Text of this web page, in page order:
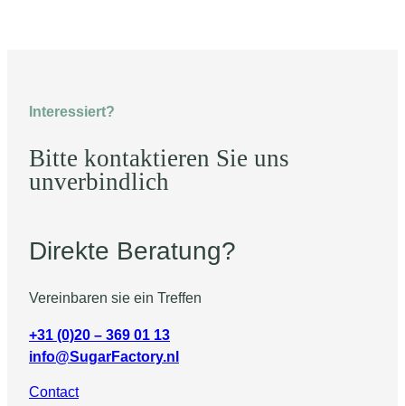
Interessiert?
Bitte kontaktieren Sie uns
unverbindlich
Direkte Beratung?
Vereinbaren sie ein Treffen
+31 (0)20 – 369 01 13
info@SugarFactory.nl
Contact